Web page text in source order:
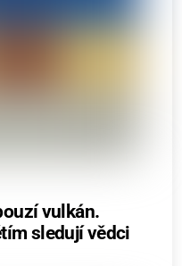
vulkán.
sledují vědci